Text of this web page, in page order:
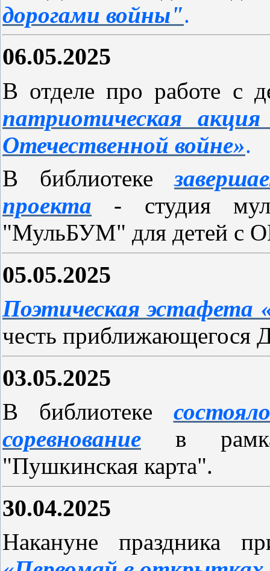
дорогами войны".
06.05.2025
В отделе про работе с
патриотическая
Отечественной войне».
В библиотеке
проекта - студия
"МульБУМ" для детей с
05.05.2025
Поэтическая эстафета
честь приближающегося
03.05.2025
В библиотеке
соревнование
в
"Пушкинская карта".
30.04.2025
Накануне праздника